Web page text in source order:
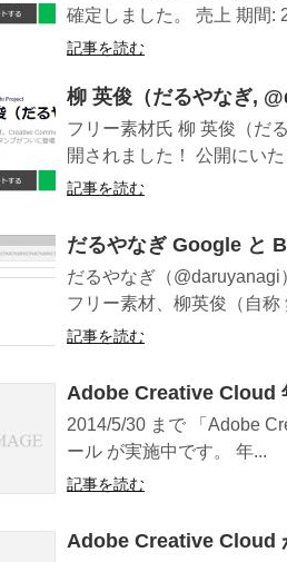
確定しました。 売上 期間:
記事を読む
柳 英俊（だるやなぎ,
フリー素材氏 柳 英俊（だ
開されました！ 公開にい
記事を読む
だるやなぎ Google と
だるやなぎ（
フリー素材、柳英俊（自
記事を読む
Adobe Creative Cloud
2014/5/30 まで 「Adobe
ール が実施中です。 年...
記事を読む
Adobe Creative Cloud